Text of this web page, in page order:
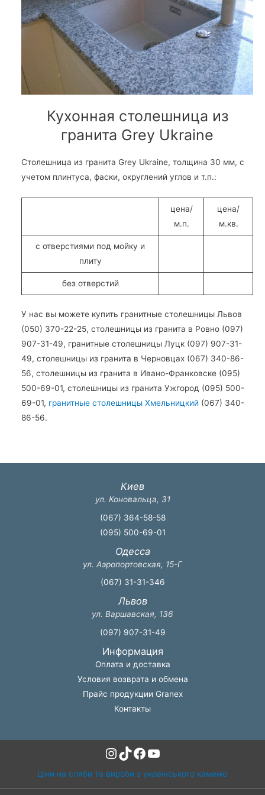
Кухонная столешница из
гранита Grey Ukraine
Столешница из гранита Grey Ukraine, толщина 30 мм, с
учетом плинтуса, фаски, округлений углов и т.п.:
цена/
м.п.
цена/
м.кв.
с отверстиями под мойку и
плиту
без отверстий
У нас вы можете купить гранитные столешницы Львов
(050) 370-22-25, столешницы из гранита в Ровно (097)
907-31-49, гранитные столешницы Луцк (097) 907-31-
49, столешницы из гранита в Черновцах (067) 340-86-
56, столешницы из гранита в Ивано-Франковске (095)
500-69-01, столешницы из гранита Ужгород (095) 500-
69-01, гранитные столешницы Хмельницкий (067) 340-
86-56.
Киев
ул. Коновальца, 31
(067) 364-58-58
(095) 500-69-01
Одесса
ул. Аэропортовская, 15-Г
(067) 31-31-346
Львов
ул. Варшавская, 136
(097) 907-31-49
Информация
Оплата и доставка
Условия возврата и обмена
Прайс продукции Granex
Контакты
Instagram
TikTok
Facebook
YouTube
Ціни на сляби та вироби з українського каменю